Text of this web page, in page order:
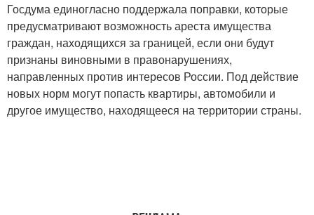
Госдума единогласно поддержала поправки, которые
предусматривают возможность ареста имущества
граждан, находящихся за границей, если они будут
признаны виновными в правонарушениях,
направленных против интересов России. Под действие
новых норм могут попасть квартиры, автомобили и
другое имущество, находящееся на территории страны.